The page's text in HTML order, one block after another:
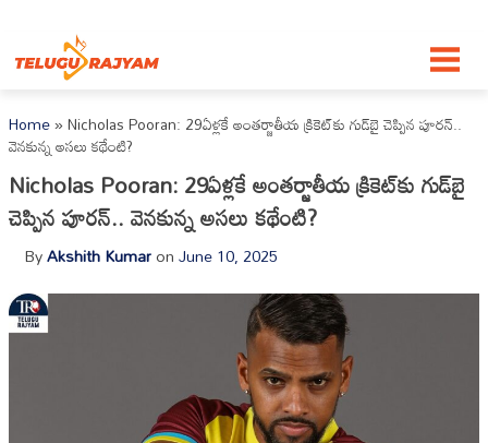
Home»Nicholas Pooran: 29ఏళ్లకే అంతర్జాతీయ క్రికెట్‌కు గుడ్‌బై చెప్పిన పూరన్..
వెనకున్న అసలు కథేంటి?
Nicholas Pooran: 29ఏళ్లకే అంతర్జాతీయ క్రికెట్‌కు గుడ్‌బై
చెప్పిన పూరన్.. వెనకున్న అసలు కథేంటి?
ByAkshith KumaronJune 10, 2025